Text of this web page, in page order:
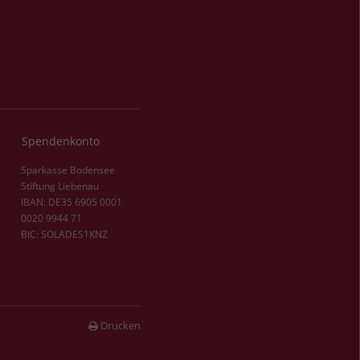
Spendenkonto
Sparkasse Bodensee
Stiftung Liebenau
IBAN: DE35 6905 0001
0020 9944 71
BIC: SOLADES1KNZ
Drucken